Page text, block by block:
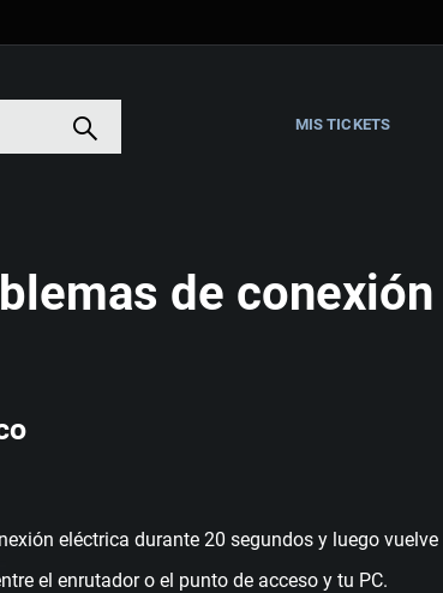
MIS TICKETS
de conexión
eléctrica durante 20 segundos y luego
el enrutador o el punto de acceso y tu PC.